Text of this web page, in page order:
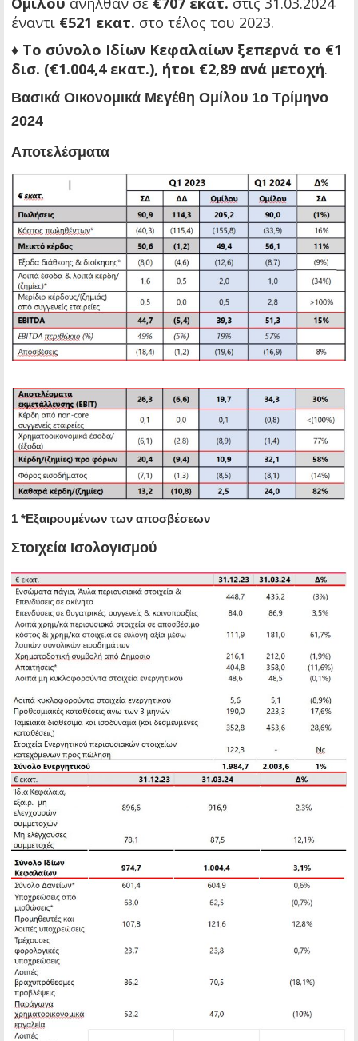
έναντι €521 εκατ. στο τέλος του 2023.
♦ Το σύνολο Ιδίων Κεφαλαίων ξεπερνά το €1
δισ. (€1.004,4 εκατ.), ήτοι €2,89 ανά μετοχή.
Βασικά Οικονομικά Μεγέθη Ομίλου 1ο Τρίμηνο
2024
Αποτελέσματα
1 *Εξαιρουμένων των αποσβέσεων
Στοιχεία Ισολογισμού